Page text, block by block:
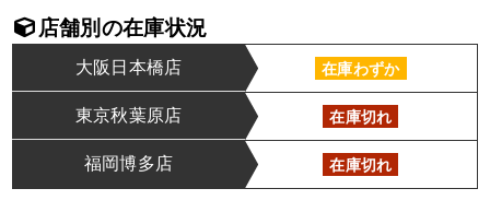
店舗別の在庫状況
大阪日本橋店 在庫わずか
東京秋葉原店 在庫切れ
福岡博多店 在庫切れ